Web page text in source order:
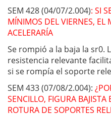
SEM 428 (04/07/2.004): SI
MÍNIMOS DEL VIERNES, EL
ACELERARÍA
Se rompió a la baja la sr0.
resistencia relevante
si se rompía el soporte
SEM 433 (07/08/2.004):
SENCILLO, FIGURA
ROTURA DE SOPORTES